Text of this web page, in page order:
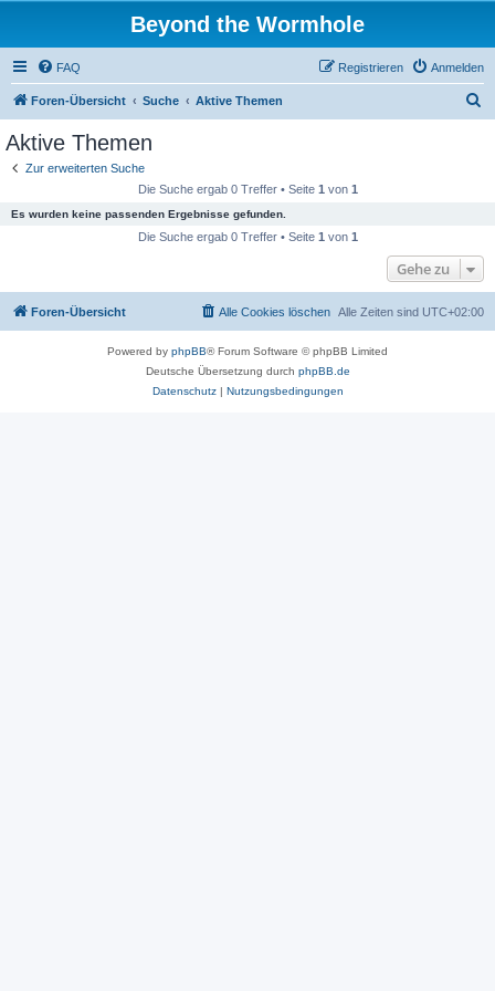
Beyond the Wormhole
FAQ Anmelden
Registrieren
Foren-Übersicht Suche Aktive Themen
Aktive Themen
Zur erweiterten Suche
Die Suche ergab 0 Treffer • Seite 1 von 1
Es wurden keine passenden Ergebnisse gefunden.
Die Suche ergab 0 Treffer • Seite 1 von 1
Gehe zu
Foren-Übersicht Alle Zeiten sind UTC+02:00
Alle Cookies löschen
Powered by phpBB® Forum Software © phpBB Limited
Deutsche Übersetzung durch phpBB.de
Datenschutz| Nutzungsbedingungen